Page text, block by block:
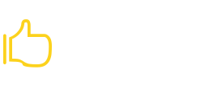
